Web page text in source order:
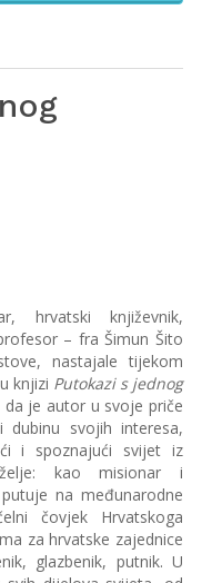
hrvatski književnik,
– fra Šimun Šito
nastajale tijekom
knjizi Putokazi s jednog
je autor u svoje priče
svojih interesa,
i spoznajući svijet iz
kao misionar i
na međunarodne
čovjek Hrvatskoga
za hrvatske zajednice
glazbenik, putnik. U